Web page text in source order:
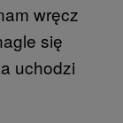
wręcz
się
uchodzi